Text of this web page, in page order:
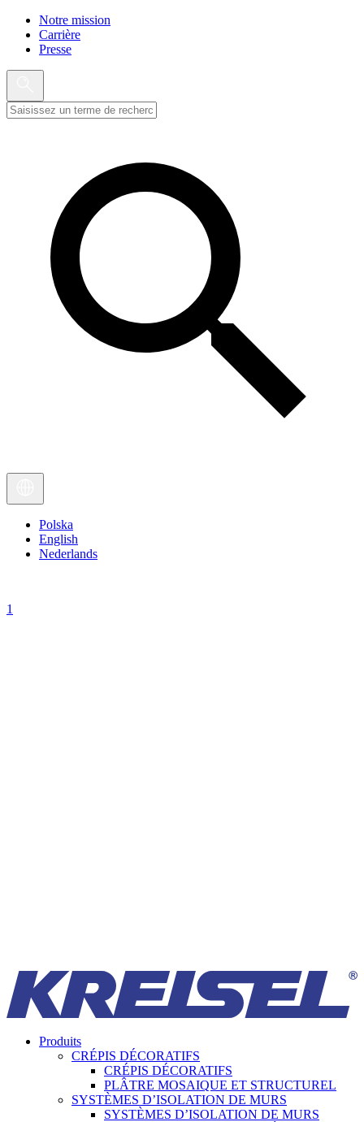
Notre mission
Carrière
Presse
Polska
English
Nederlands
1
Produits
CRÉPIS DÉCORATIFS
CRÉPIS DÉCORATIFS
PLÂTRE MOSAIQUE ET STRUCTUREL
SYSTÈMES D’ISOLATION DE MURS
SYSTÈMES D’ISOLATION DE MURS